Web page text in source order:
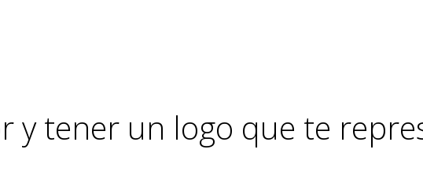
y tener un logo que te